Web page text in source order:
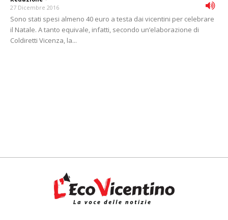
27 Dicembre 2016
Sono stati spesi almeno 40 euro a testa dai vicentini per celebrare
il Natale. A tanto equivale, infatti, secondo un’elaborazione di
Coldiretti Vicenza, la...